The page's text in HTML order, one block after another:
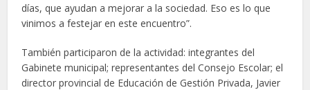
días, que ayudan a mejorar a la sociedad. Eso es lo que
vinimos a festejar en este encuentro”.
También participaron de la actividad: integrantes del
Gabinete municipal; representantes del Consejo Escolar; el
director provincial de Educación de Gestión Privada, Javier